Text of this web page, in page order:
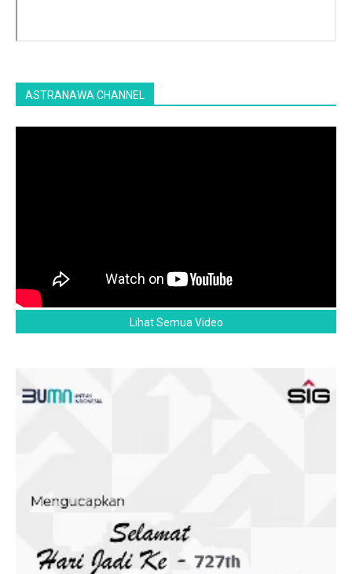
ASTRANAWA CHANNEL
Lihat Semua Video